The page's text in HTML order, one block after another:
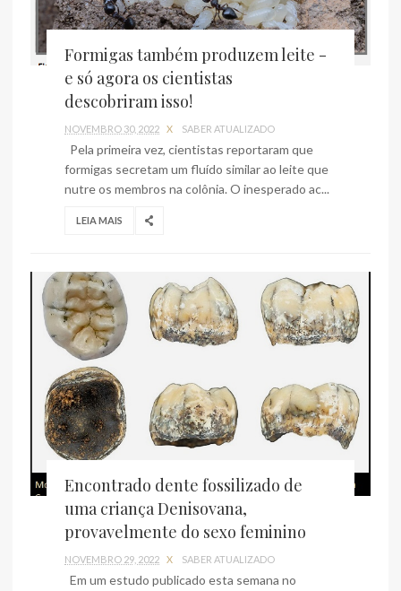
Formigas também produzem leite -
e só agora os cientistas
descobriram isso!
NOVEMBRO 30, 2022 X SABER ATUALIZADO
Pela primeira vez, cientistas reportaram que
formigas secretam um fluído similar ao leite que
nutre os membros na colônia. O inesperado ac...
LEIA MAIS
Encontrado dente fossilizado de
uma criança Denisovana,
provavelmente do sexo feminino
NOVEMBRO 29, 2022 X SABER ATUALIZADO
Em um estudo publicado esta semana no